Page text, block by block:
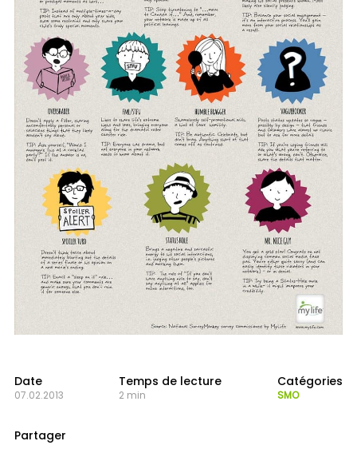
Date
07.02.2013
Temps de lecture
2 min
Catégories
SMO
Partager